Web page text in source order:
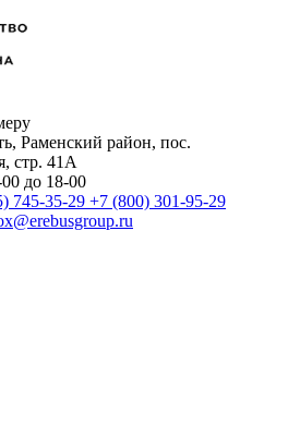
Раменский район, пос.
стр. 41А
до 18-00
745-35-29 +7 (800) 301-95-29